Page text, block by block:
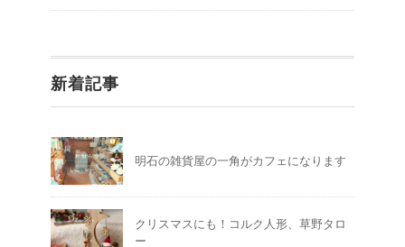
新着記事
明石の雑貨屋の一角がカフェになります
クリスマスにも！コルク人形、草野タロ
ー